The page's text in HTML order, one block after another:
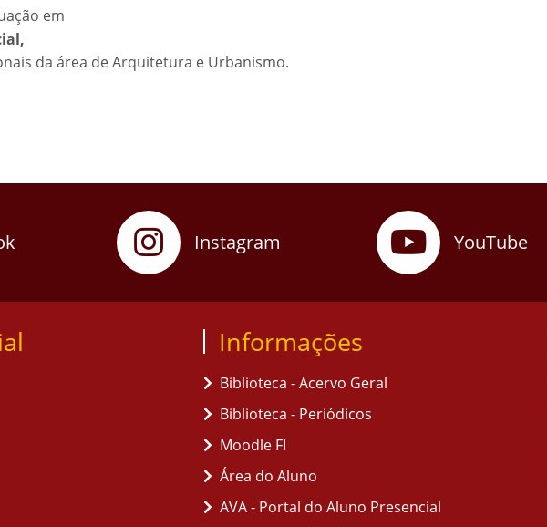
em
da área de Arquitetura e Urbanismo.
Instagram YouTube
Informações
Biblioteca - Acervo Geral
Biblioteca - Periódicos
Moodle FI
Área do Aluno
AVA - Portal do Aluno Presencial